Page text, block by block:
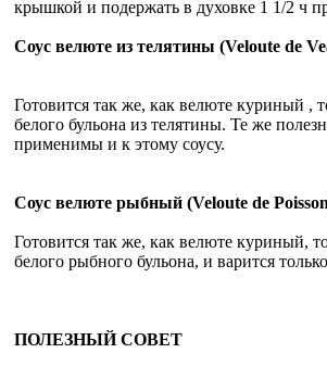
крышкой и подержать в духовке 1 1/2 ч
Соус велюте из телятины (Veloute de
Готовится так же, как велюте куриный ,
белого бульона из телятины. Те же
применимы и к этому соусу.
Соус велюте рыбный (Veloute de
Готовится так же, как велюте куриный,
белого рыбного бульона, и варится
ПОЛЕЗНЫЙ СОВЕТ